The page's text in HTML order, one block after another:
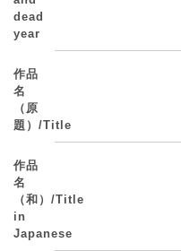
dead
year
作品
名
（原
題）/Title
作品
名
（和）/Title
in
Japanese